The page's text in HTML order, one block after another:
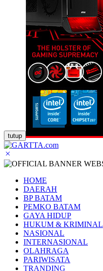
tutup
HOME
DAERAH
BP BATAM
PEMKO BATAM
GAYA HIDUP
HUKUM & KRIMINAL
NASIONAL
INTERNASIONAL
OLAHRAGA
PARIWISATA
TRANDING